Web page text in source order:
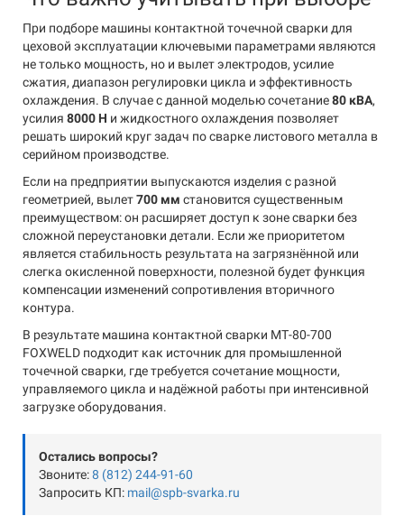
При подборе машины контактной точечной сварки для
цеховой эксплуатации ключевыми параметрами являются
не только мощность, но и вылет электродов, усилие
сжатия, диапазон регулировки цикла и эффективность
охлаждения. В случае с данной моделью сочетание80 кВА,
усилия 8000 Н и жидкостного охлаждения позволяет
решать широкий круг задач по сварке листового металла в
серийном производстве.
Если на предприятии выпускаются изделия с разной
геометрией, вылет700 мм становится существенным
преимуществом: он расширяет доступ к зоне сварки без
сложной переустановки детали. Если же приоритетом
является стабильность результата на загрязнённой или
слегка окисленной поверхности, полезной будет функция
компенсации изменений сопротивления вторичного
контура.
В результате машина контактной сварки МТ-80-700
FOXWELD подходит как источник для промышленной
точечной сварки, где требуется сочетание мощности,
управляемого цикла и надёжной работы при интенсивной
загрузке оборудования.
Остались вопросы?
Звоните:8 (812) 244-91-60
Запросить КП: mail@spb-svarka.ru